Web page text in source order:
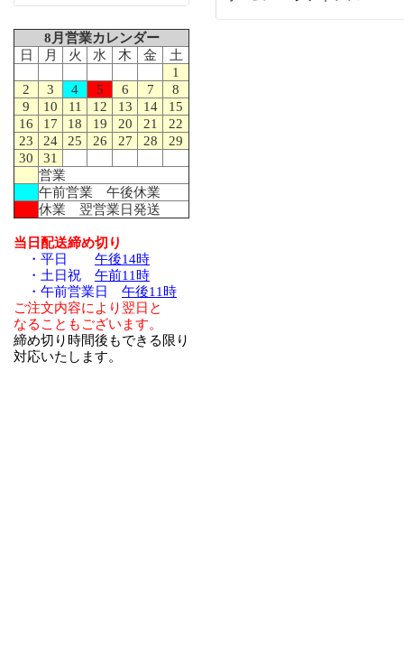
8月営業カレンダー
日
月 火 水 木 金
土
1
2
3 4 5 6 7
8
9
10 11 12 13 14
15
16
17 18 19 20 21
22
23
24 25 26 27 28
29
30
31
営業
午前営業 午後休業
休業 翌営業日発送
当日配送締め切り
・平日 午後14時
・土日祝 午前11時
・午前営業日 午後11時
ご注文内容により翌日と
なることもございます。
締め切り時間後もできる限り
対応いたします。